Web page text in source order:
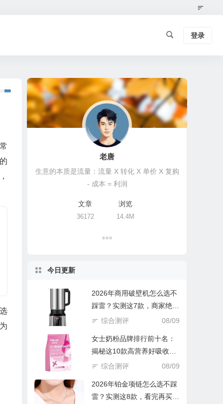
登录
老唐
生意的本质是流量：流量 X 转化 X 单价 X 复购
- 成本 = 利润
文章
36172
浏览
14.4M
今日更新
2026年商用破壁机怎么选不
踩雷？实测这7款，商家绝不
会告诉你的避坑指南！ 08/09
综合测评
女士奶粉品牌排行前十名：
揭秘这10款高营养好吸收的
优选款！
08/09
综合测评
2026年铂金项链怎么选不踩
雷？实测这8款，看完再买立